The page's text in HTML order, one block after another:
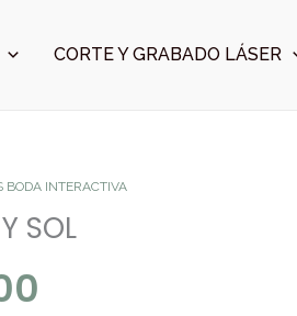
CORTE Y GRABADO LÁSER
BODA INTERACTIVA
SOL